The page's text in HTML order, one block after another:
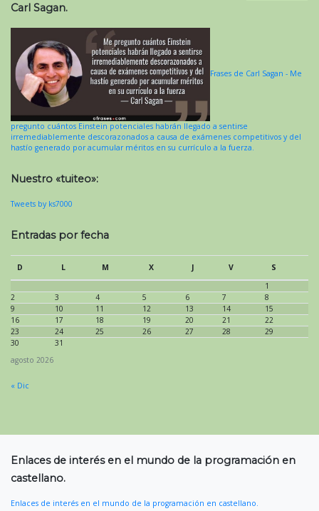
Carl Sagan.
Frases de Carl Sagan - Me
pregunto cuántos Einstein potenciales habrán llegado a sentirse
irremediablemente descorazonados a causa de exámenes competitivos y del
hastío generado por acumular méritos en su currículo a la fuerza.
Nuestro «tuiteo»:
Tweets by ks7000
Entradas por fecha
agosto 2026
D L M X J V
S
1
2
3 4 5 6 7
8
9
10 11 12 13 14
15
16
17 18 19 20 21
22
23
24 25 26 27 28
29
30
31
« Dic
Enlaces de interés en el mundo de la programación en
castellano.
Enlaces de interés en el mundo de la programación en castellano.